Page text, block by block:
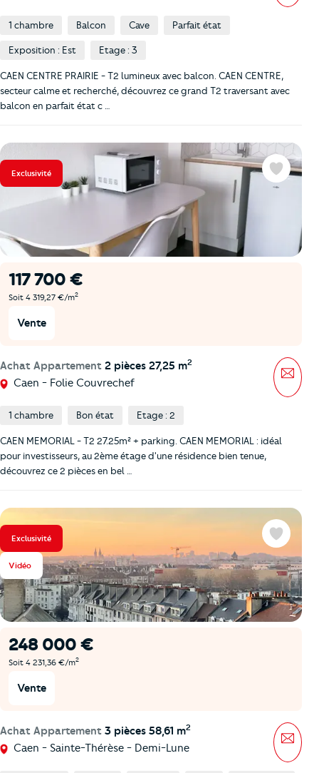
1 chambre Balcon Cave Parfait état
Exposition : Est Etage : 3
CAEN CENTRE PRAIRIE - T2 lumineux avec balcon. CAEN CENTRE,
secteur calme et recherché, découvrez ce grand T2 traversant avec
balcon en parfait état c …
Exclusivité
117 700 €
Soit 4 319,27 €/m2
Vente
Achat Appartement 2 pièces 27,25 m2
Caen - Folie Couvrechef
Favoris
1 chambre Bon état Etage : 2
CAEN MEMORIAL - T2 27.25m² + parking. CAEN MEMORIAL : idéal
pour investisseurs, au 2ème étage d'une résidence bien tenue,
découvrez ce 2 pièces en bel …
Exclusivité
Vidéo
248 000 €
Soit 4 231,36 €/m2
Vente
Achat Appartement 3 pièces 58,61 m2
Caen - Sainte-Thérèse - Demi-Lune
Favoris